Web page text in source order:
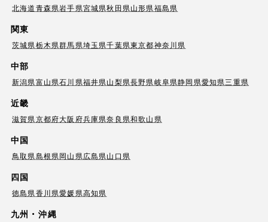
北海道青森県岩手県宮城県秋田県山形県福島県
関東
茨城県栃木県群馬県埼玉県千葉県東京都神奈川県
中部
新潟県富山県石川県福井県山梨県長野県岐阜県静岡県愛知県三重県
近畿
滋賀県京都府大阪府兵庫県奈良県和歌山県
中国
鳥取県島根県岡山県広島県山口県
四国
徳島県香川県愛媛県高知県
九州・沖縄